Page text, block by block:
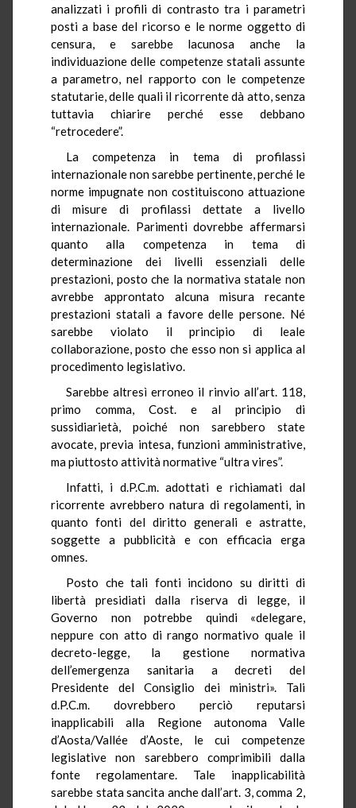
analizzati i profili di contrasto tra i parametri
posti a base del ricorso e le norme oggetto di
censura, e sarebbe lacunosa anche la
individuazione delle competenze statali assunte
a parametro, nel rapporto con le competenze
statutarie, delle quali il ricorrente dà atto, senza
tuttavia chiarire perché esse debbano
“retrocedere”.
La competenza in tema di profilassi
internazionale non sarebbe pertinente, perché le
norme impugnate non costituiscono attuazione
di misure di profilassi dettate a livello
internazionale. Parimenti dovrebbe affermarsi
quanto alla competenza in tema di
determinazione dei livelli essenziali delle
prestazioni, posto che la normativa statale non
avrebbe approntato alcuna misura recante
prestazioni statali a favore delle persone. Né
sarebbe violato il principio di leale
collaborazione, posto che esso non si applica al
procedimento legislativo.
Sarebbe altresì erroneo il rinvio all’art. 118,
primo comma, Cost. e al principio di
sussidiarietà, poiché non sarebbero state
avocate, previa intesa, funzioni amministrative,
ma piuttosto attività normative “ultra vires”.
Infatti, i d.P.C.m. adottati e richiamati dal
ricorrente avrebbero natura di regolamenti, in
quanto fonti del diritto generali e astratte,
soggette a pubblicità e con efficacia erga
omnes.
Posto che tali fonti incidono su diritti di
libertà presidiati dalla riserva di legge, il
Governo non potrebbe quindi «delegare,
neppure con atto di rango normativo quale il
decreto-legge, la gestione normativa
dell’emergenza sanitaria a decreti del
Presidente del Consiglio dei ministri». Tali
d.P.C.m. dovrebbero perciò reputarsi
inapplicabili alla Regione autonoma Valle
d’Aosta/Vallée d’Aoste, le cui competenze
legislative non sarebbero comprimibili dalla
fonte regolamentare. Tale inapplicabilità
sarebbe stata sancita anche dall’art. 3, comma 2,